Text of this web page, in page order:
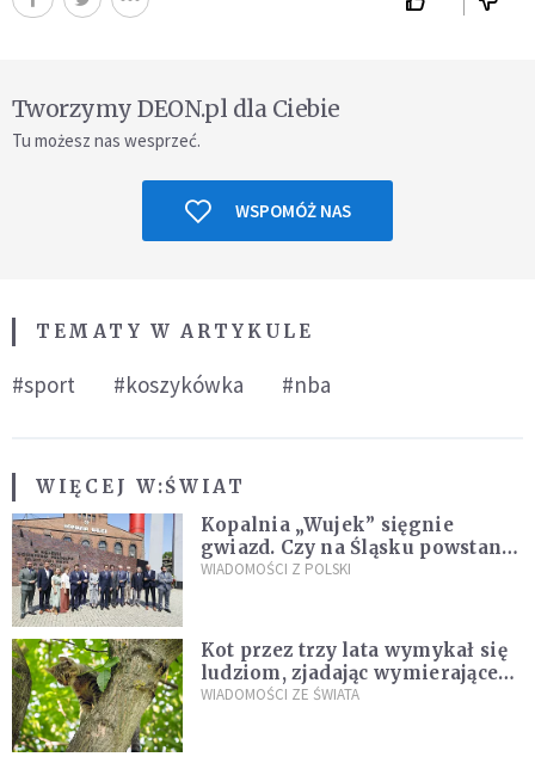
Tworzymy DEON.pl dla Ciebie
Tu możesz nas wesprzeć.
WSPOMÓŻ NAS
TEMATY W ARTYKULE
#sport #koszykówka #nba
WIĘCEJ W:ŚWIAT
Kopalnia „Wujek” sięgnie
gwiazd. Czy na Śląsku powstanie
„Dolina Krzemowa”?
WIADOMOŚCI Z POLSKI
Kot przez trzy lata wymykał się
ludziom, zjadając wymierające
kaczki. W końcu popełnił
WIADOMOŚCI ZE ŚWIATA